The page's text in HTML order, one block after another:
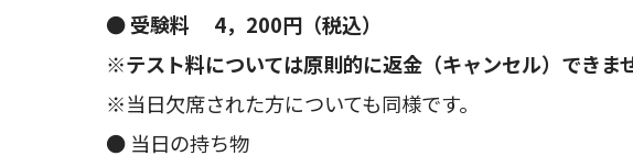
●受験料 4，200円（税込）
※テスト料については原則的に返金（キャンセル）できま
※当日欠席された方についても同様です。
● 当日の持ち物